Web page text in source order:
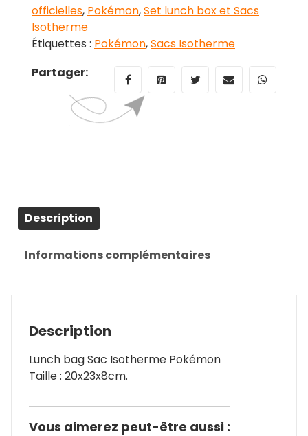
officielles, Pokémon,Set lunch box et Sacs
Isotherme
Étiquettes : Pokémon,Sacs Isotherme
Partager:
Description
Informations complémentaires
Description
Lunch bag Sac Isotherme Pokémon
Taille : 20x23x8cm.
Vous aimerez peut-être aussi :